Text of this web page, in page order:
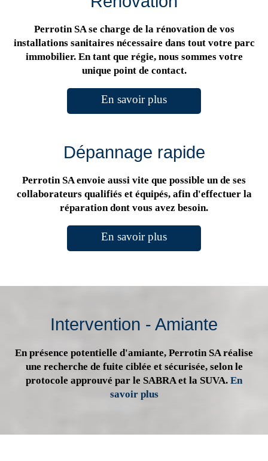
Perrotin SA se charge de la rénovation de vos
installations sanitaires nécessaire dans tout votre parc
immobilier. En tant que régie, nous sommes votre
unique point de contact.
En savoir plus
Dépannage rapide
Perrotin SA envoie aussi vite que possible un de ses
collaborateurs qualifiés et équipés, afin d'effectuer la
réparation dont vous avez besoin.
En savoir plus
Intervention - Amiante
En présence potentielle d'amiante, Perrotin SA réalise
une recherche de fuite ciblée et sécurisée, selon le
protocole approuvé par le SABRA et la SUVA. En
savoir plus